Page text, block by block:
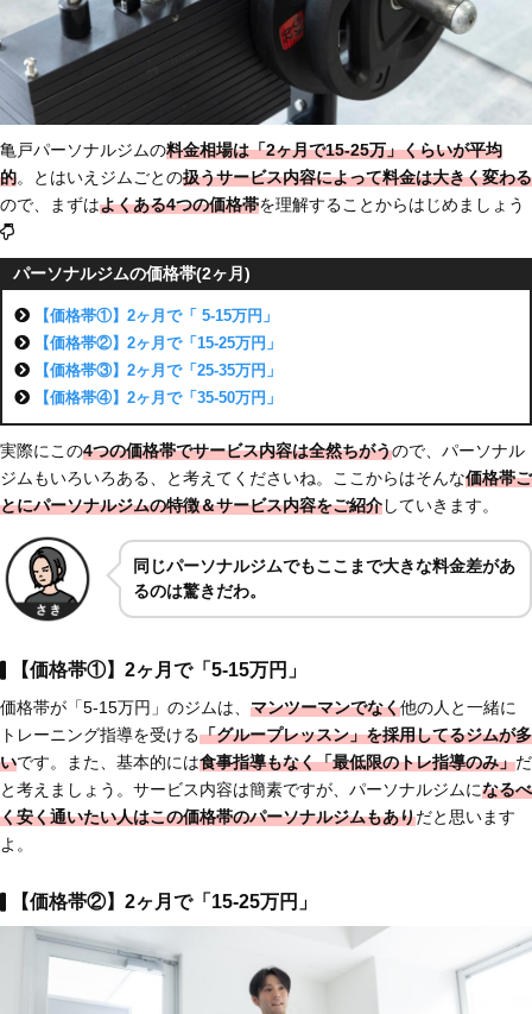
亀戸パーソナルジムの料金相場は「2ヶ月で15-25万」くらいが平均
的。とはいえジムごとの扱うサービス内容によって料金は大きく変わる
ので、まずはよくある4つの価格帯を理解することからはじめましょう
パーソナルジムの価格帯(2ヶ月)
【価格帯①】2ヶ月で「 5-15万円」
【価格帯②】2ヶ月で「15-25万円」
【価格帯③】2ヶ月で「25-35万円」
【価格帯④】2ヶ月で「35-50万円」
実際にこの4つの価格帯でサービス内容は全然ちがうので、パーソナル
ジムもいろいろある、と考えてくださいね。ここからはそんな価格帯ご
とにパーソナルジムの特徴＆サービス内容をご紹介していきます。
同じパーソナルジムでもここまで大きな料金差があ
るのは驚きだわ。
【価格帯①】2ヶ月で「5-15万円」
価格帯が「5-15万円」のジムは、 マンツーマンでなく他の人と一緒に
トレーニング指導を受ける「グループレッスン」を採用してるジムが多
いです。また、基本的には食事指導もなく「最低限のトレ指導のみ」だ
と考えましょう。サービス内容は簡素ですが、パーソナルジムになるべ
く安く通いたい人はこの価格帯のパーソナルジムもありだと思います
よ。
【価格帯②】2ヶ月で「15-25万円」